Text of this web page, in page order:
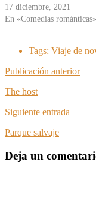
17 diciembre, 2021
En «Comedias románticas»
Tags: Viaje de
Publicación anterior
The host
Siguiente entrada
Parque salvaje
Deja un